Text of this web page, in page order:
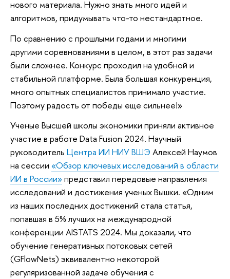
нового материала. Нужно знать много идей и
алгоритмов, придумывать что-то нестандартное.
По сравнению с прошлыми годами и многими
другими соревнованиями в целом, в этот раз задачи
были сложнее. Конкурс проходил на удобной и
стабильной платформе. Была большая конкуренция,
много опытных специалистов принимало участие.
Поэтому радость от победы еще сильнее!»
Ученые Высшей школы экономики приняли активное
участие в работе Data Fusion 2024. Научный
руководитель Центра ИИ НИУ ВШЭ Алексей Наумов
на сессии «Обзор ключевых исследований в области
ИИ в России»представил передовые направления
исследований и достижения ученых Вышки. «Одним
из наших последних достижений стала статья,
попавшая в 5% лучших на международной
конференции AISTATS 2024. Мы доказали, что
обучение генеративных потоковых сетей
(GFlowNets) эквивалентно некоторой
регуляризованной задаче обучения с